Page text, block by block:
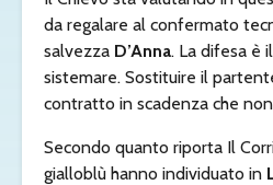
da regalare al confermato
salvezza D’Anna. La difesa è
sistemare. Sostituire il
contratto in scadenza che
Secondo quanto riporta Il
gialloblù hanno individuato in